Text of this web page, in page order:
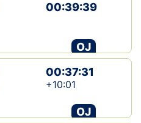
00:39:39
OJ
00:37:31
+10:01
OJ